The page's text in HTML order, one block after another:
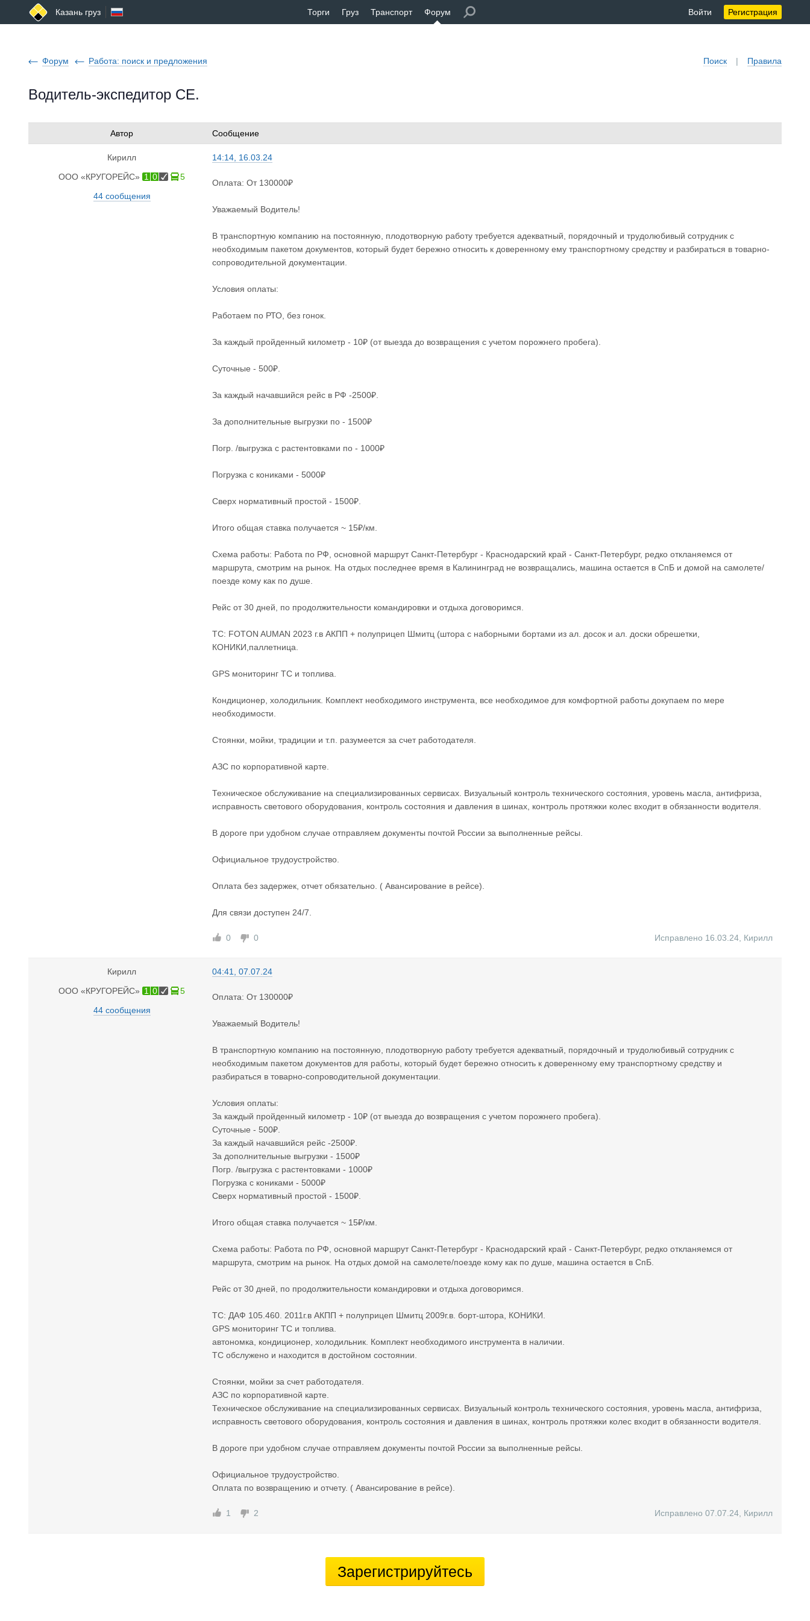
Казань груз Торги Груз Транспорт Форум Войти Регистрация
Поиск | Правила
Форум Работа: поиск и предложения
Водитель-экспедитор СЕ.
Автор Сообщение
Кирилл
ООО «КРУГОРЕЙС» 1 0
5
44 сообщения
14:14, 16.03.24
Оплата: От 130000₽
Уважаемый Водитель!
В транспортную компанию на постоянную, плодотворную работу требуется адекватный, порядочный и трудолюбивый сотрудник с
необходимым пакетом документов, который будет бережно относить к доверенному ему транспортному средству и разбираться в товарно-
сопроводительной документации.
Условия оплаты:
Работаем по РТО, без гонок.
За каждый пройденный километр - 10₽ (от выезда до возвращения с учетом порожнего пробега).
Суточные - 500₽.
За каждый начавшийся рейс в РФ -2500₽.
За дополнительные выгрузки по - 1500₽
Погр. /выгрузка с растентовками по - 1000₽
Погрузка с кониками - 5000₽
Сверх нормативный простой - 1500₽.
Итого общая ставка получается ~ 15₽/км.
Схема работы: Работа по РФ, основной маршрут Санкт-Петербург - Краснодарский край - Санкт-Петербург, редко откланяемся от
маршрута, смотрим на рынок. На отдых последнее время в Калининград не возвращались, машина остается в СпБ и домой на самолете/
поезде кому как по душе.
Рейс от 30 дней, по продолжительности командировки и отдыха договоримся.
ТС: FOTON AUMAN 2023 г.в АКПП + полуприцеп Шмитц (штора с наборными бортами из ал. досок и ал. доски обрешетки,
КОНИКИ,паллетница.
GPS мониторинг ТС и топлива.
Кондиционер, холодильник. Комплект необходимого инструмента, все необходимое для комфортной работы докупаем по мере
необходимости.
Стоянки, мойки, традиции и т.п. разумеется за счет работодателя.
АЗС по корпоративной карте.
Техническое обслуживание на специализированных сервисах. Визуальный контроль технического состояния, уровень масла, антифриза,
исправность светового оборудования, контроль состояния и давления в шинах, контроль протяжки колес входит в обязанности водителя.
В дороге при удобном случае отправляем документы почтой России за выполненные рейсы.
Официальное трудоустройство.
Оплата без задержек, отчет обязательно. ( Авансирование в рейсе).
Для связи доступен 24/7.
0 0 Исправлено 16.03.24 Кирилл
Кирилл
ООО «КРУГОРЕЙС» 1 0
5
44 сообщения
04:41, 07.07.24
Оплата: От 130000₽
Уважаемый Водитель!
В транспортную компанию на постоянную, плодотворную работу требуется адекватный, порядочный и трудолюбивый сотрудник с
необходимым пакетом документов для работы, который будет бережно относить к доверенному ему транспортному средству и
разбираться в товарно-сопроводительной документации.
Условия оплаты:
За каждый пройденный километр - 10₽ (от выезда до возвращения с учетом порожнего пробега).
Суточные - 500₽.
За каждый начавшийся рейс -2500₽.
За дополнительные выгрузки - 1500₽
Погр. /выгрузка с растентовками - 1000₽
Погрузка с кониками - 5000₽
Сверх нормативный простой - 1500₽.
Итого общая ставка получается ~ 15₽/км.
Схема работы: Работа по РФ, основной маршрут Санкт-Петербург - Краснодарский край - Санкт-Петербург, редко откланяемся от
маршрута, смотрим на рынок. На отдых домой на самолете/поезде кому как по душе, машина остается в СпБ.
Рейс от 30 дней, по продолжительности командировки и отдыха договоримся.
ТС: ДАФ 105.460. 2011г.в АКПП + полуприцеп Шмитц 2009г.в. борт-штора, КОНИКИ.
GPS мониторинг ТС и топлива.
автономка, кондиционер, холодильник. Комплект необходимого инструмента в наличии.
ТС обслужено и находится в достойном состоянии.
Стоянки, мойки за счет работодателя.
АЗС по корпоративной карте.
Техническое обслуживание на специализированных сервисах. Визуальный контроль технического состояния, уровень масла, антифриза,
исправность светового оборудования, контроль состояния и давления в шинах, контроль протяжки колес входит в обязанности водителя.
В дороге при удобном случае отправляем документы почтой России за выполненные рейсы.
Официальное трудоустройство.
Оплата по возвращению и отчету. ( Авансирование в рейсе).
1 2 Исправлено 07.07.24 Кирилл
Зарегистрируйтесь